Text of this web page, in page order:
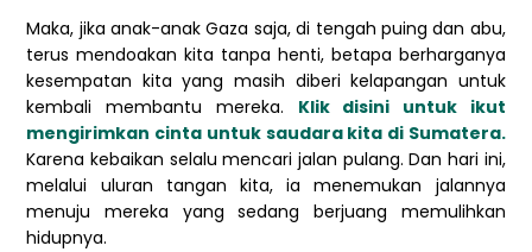
Maka, jika anak-anak Gaza saja, di tengah puing dan abu,
terus mendoakan kita tanpa henti, betapa berharganya
kesempatan kita yang masih diberi kelapangan untuk
kembali membantu mereka. Klik disini untuk ikut
mengirimkan cinta untuk saudara kita di Sumatera.
Karena kebaikan selalu mencari jalan pulang. Dan hari ini,
melalui uluran tangan kita, ia menemukan jalannya
menuju mereka yang sedang berjuang memulihkan
hidupnya.